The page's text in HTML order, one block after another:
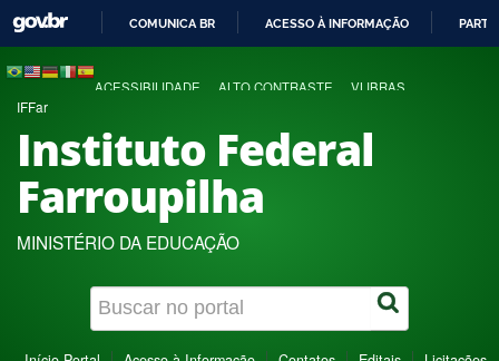
COMUNICA BR ACESSO À INFORMAÇÃO
ACESSIBILIDADE ALTO CONTRASTE VLIBRAS
IFFar
Instituto Federal
Farroupilha
MINISTÉRIO DA EDUCAÇÃO